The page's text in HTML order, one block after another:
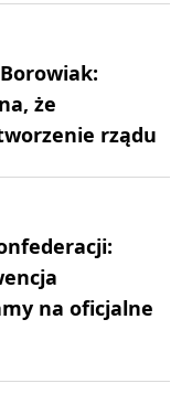
że
rządu
na oficjalne